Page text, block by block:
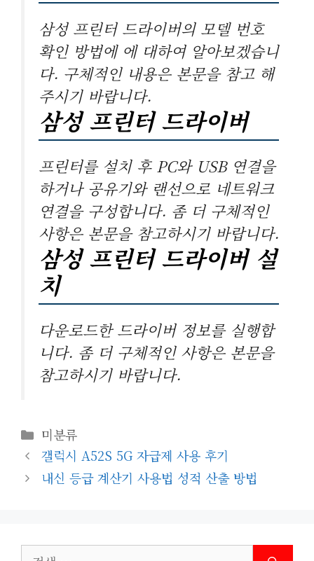
삼성 프린터 드라이버의 모델 번호
확인 방법에 에 대하여 알아보겠습니
다. 구체적인 내용은 본문을 참고 해
주시기 바랍니다.
삼성 프린터 드라이버
프린터를 설치 후 PC와 USB 연결을
하거나 공유기와 랜선으로 네트워크
연결을 구성합니다. 좀 더 구체적인
사항은 본문을 참고하시기 바랍니다.
삼성 프린터 드라이버 설
치
다운로드한 드라이버 정보를 실행합
니다. 좀 더 구체적인 사항은 본문을
참고하시기 바랍니다.
카
테
고
리
미분류
갤럭시 A52S 5G 자급제 사용 후기
내신 등급 계산기 사용법 성적 산출 방법